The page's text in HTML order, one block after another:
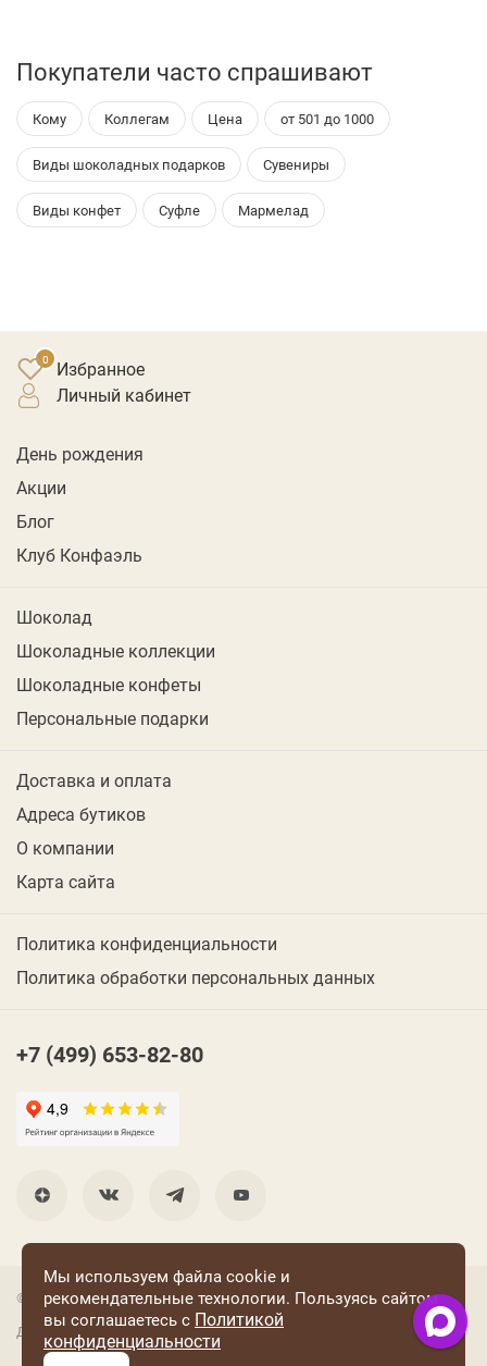
Покупатели часто спрашивают
Кому Коллегам Цена от 501 до 1000
Виды шоколадных подарков Сувениры
Виды конфет Суфле Мармелад
Избранное
личный кабинет
День рождения
Акции
Блог
Клуб Конфаэль
Шоколад
Шоколадные коллекции
Шоколадные конфеты
Персональные подарки
Доставка и оплата
Адреса бутиков
О компании
Карта сайта
Политика конфиденциальности
Политика обработки персональных данных
+7 (499) 653-82-80
© 2001 Группа компаний «Конфаэль»
Дизайн —RUSO
Мы используем файла cookie и
рекомендательные технологии. Пользуясь сайтом
вы соглашаетесь с Политикой
конфиденциальности